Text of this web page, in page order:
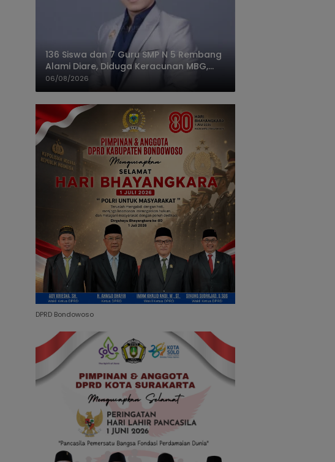
136 Siswa dan 7 Guru SMP N 5 Rembang
Alami Diare, Diduga Keracunan MBG,
Bagas: Harus Tanggung Jawab
06/08/2026
DPRD Bondowoso